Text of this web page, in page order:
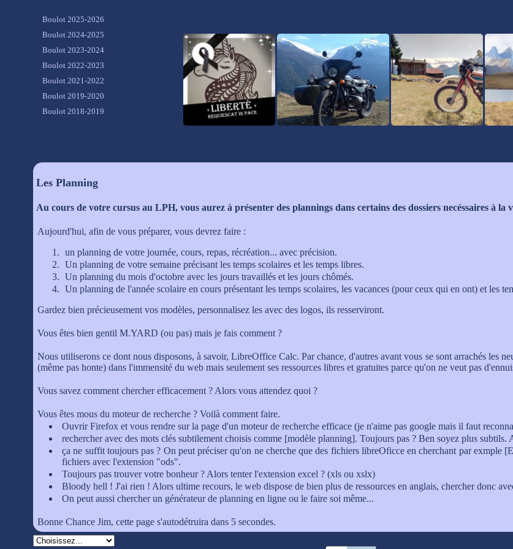
Boulot 2025-2026
Boulot 2024-2025
Boulot 2023-2024
Boulot 2022-2023
Boulot 2021-2022
Boulot 2019-2020
Boulot 2018-2019
Les Planning
Au cours de votre cursus au LPH, vous aurez à présenter des plannings dans certains des dossiers necéssaires à
Aujourd'hui, afin de vous préparer, vous devrez faire :
un planning de votre journée, cours, repas, récréation... avec précision.
Un planning de votre semaine précisant les temps scolaires et les temps libres.
Un planning du mois d'octobre avec les jours travaillés et les jours chômés.
Un planning de l'année scolaire en cours présentant les temps scolaires, les vacances (pour ceux qui en ont) et les
Gardez bien précieusement vos modèles, personnalisez les avec des logos, ils resserviront.
Vous êtes bien gentil M.YARD (ou pas) mais je fais comment ?
Nous utiliserons ce dont nous disposons, à savoir, LibreOffice Calc. Par chance, d'autres avant vous se sont arrachés les
(même pas honte) dans l'immensité du web mais seulement ses ressources libres et gratuites parce qu'on ne veut pas
Vous savez comment chercher efficacement ? Alors vous attendez quoi ?
Vous êtes mous du moteur de recherche ? Voilà comment faire.
Ouvrir Firefox et vous rendre sur la page d'un moteur de recherche efficace (je n'aime pas google mais il faut
rechercher avec des mots clés subtilement choisis comme [modèle planning]. Toujours pas ? Ben soyez plus subtils.
ça ne suffit toujours pas ? On peut préciser qu'on ne cherche que des fichiers libreOficce en cherchant par exmple
fichiers avec l'extension "ods".
Toujours pas trouver votre bonheur ? Alors tenter l'extension excel ? (xls ou xslx)
Bloody hell ! J'ai rien ! Alors ultime recours, le web dispose de bien plus de ressources en anglais, chercher donc
On peut aussi chercher un générateur de planning en ligne ou le faire soi même...
Bonne Chance Jim, cette page s'autodétruira dans 5 secondes.